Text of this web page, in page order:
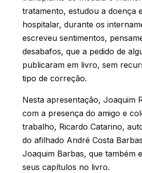
tratamento, estudou a doença
hospitalar, durante os
escreveu sentimentos,
desabafos, que a pedido de
publicaram em livro, sem
tipo de correção.
Nesta apresentação, Joaquim
com a presença do amigo e
trabalho, Ricardo Catarino,
do afilhado André Costa
Joaquim Barbas, que também
seus capítulos no livro.